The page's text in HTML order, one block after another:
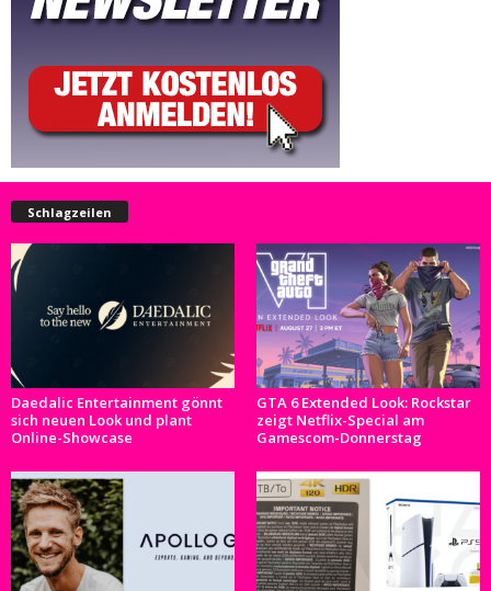
Schlagzeilen
Daedalic Entertainment gönnt
sich neuen Look und plant
Online-Showcase
GTA 6 Extended Look: Rockstar
zeigt Netflix-Special am
Gamescom-Donnerstag